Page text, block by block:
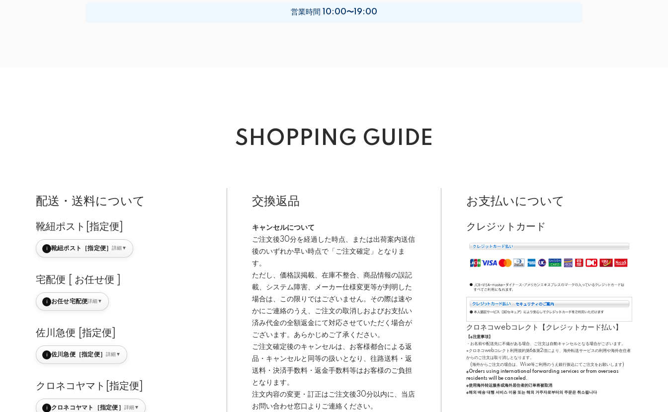
営業時間 10:00〜19:00
SHOPPING GUIDE
配送・送料について
靴紐ポスト[指定便]
i 靴紐ポスト［指定便］詳細▼
宅配便 [ お任せ便 ]
i お任せ宅配便詳細▼
佐川急便 [指定便]
i 佐川急便［指定便］詳細▼
クロネコヤマト[指定便]
i クロネコヤマト［指定便］ 詳細▼
交換返品
キャンセルについて
ご注文後30分を経過した時点、または出荷案内送信
後のいずれか早い時点で「ご注文確定」となりま
す。
ただし、価格誤掲載、在庫不整合、商品情報の誤記
載、システム障害、メーカー仕様変更等が判明した
場合は、この限りではございません。その際は速や
かにご連絡のうえ、ご注文の取消しおよびお支払い
済み代金の全額返金にて対応させていただく場合が
ございます。あらかじめご了承ください。
ご注文確定後のキャンセルは、お客様都合による返
品・キャンセルと同等の扱いとなり、往路送料・返
送料・決済手数料・返金手数料等はお客様のご負担
となります。
注文内容の変更・訂正はご注文後30分以内に、当店
お問い合わせ窓口よりご連絡ください。
お支払いについて
クレジットカード
クロネコwebコレクト【クレジットカード払い】
【※注意事項】
・お名前や配送先に不備がある場合、ご注文は自動キャンセルとなる場合がございます。
※クロネコwebコレクト利用規約第6条第2項により、海外転送サービスの利用や海外在住者
からのご注文は取り消しとなります。
(海外からご注文の場合は、Wise等ご利用のうえ銀行振込にてご注文をお願いします)
※Orders using international forwarding services or from overseas
residents will be canceled.
※使用海外转运服务或海外居住者的订单将被取消
※해외 배송 대행 서비스 이용 또는 해외 거주자로부터의 주문은 취소됩니다